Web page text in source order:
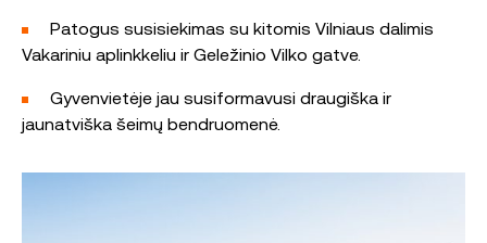
Patogus susisiekimas su kitomis Vilniaus dalimis
Vakariniu aplinkkeliu ir Geležinio Vilko gatve.
Gyvenvietėje jau susiformavusi draugiška ir
jaunatviška šeimų bendruomenė.